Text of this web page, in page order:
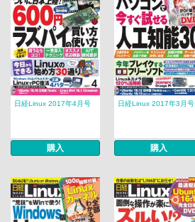
日経Linux 2017年4月号
購入
日経Linux 2017年3月号
購入